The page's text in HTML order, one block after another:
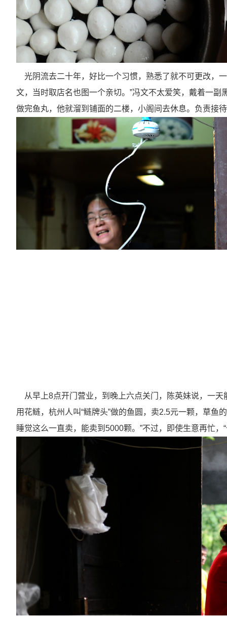
光阴流去二十年，好比一个习惯，熟悉了就不可更改，
文，当时取店名也图一个亲切。”冯文不太爱笑，戴着一
做完鱼丸，他就溜到铺面的二楼，小阁间去休息。负责接
从早上8点开门营业，到晚上六点关门，陈英妹说，一天
用花鲢，杭州人叫“鲢牌头”做的鱼圆，卖2.5元一颗，草鱼的
睡觉这么一直卖，能卖到 5000颗。”不过，即使生意再忙，